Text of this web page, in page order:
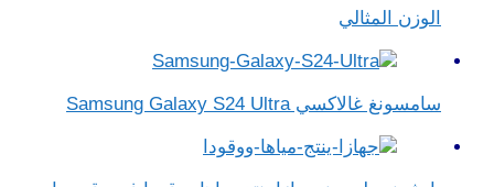
الوزن المثالي
سامسونغ غالاكسي Samsung Galaxy S24 Ultra